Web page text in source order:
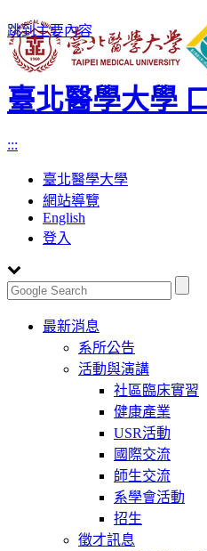
跳到主要內容
臺北醫學大學
:::
臺北醫學大學
網站導覽
English
登入
Toggle
navigation
最新消息
系所公告
活動與演講
社區臨床實習
健康產業
USR活動
國際交流
師生交流
系學會活動
招生
徵才訊息